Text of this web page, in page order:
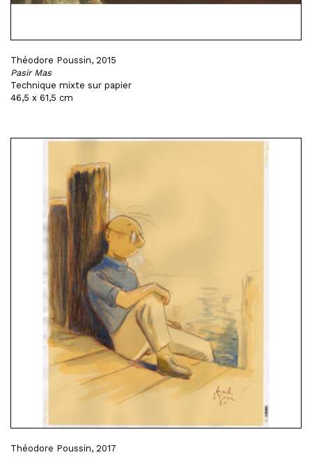
Théodore Poussin, 2015
Pasir Mas
Technique mixte sur papier
46,5 x 61,5 cm
Théodore Poussin, 2017